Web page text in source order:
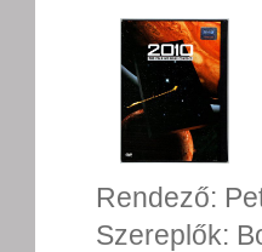
Rendező:
Szereplők: